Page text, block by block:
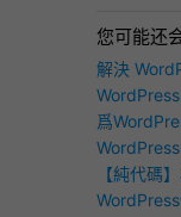
您可能还
解決
「HTTP錯
爲
問速度（
【純代碼
論分頁功能